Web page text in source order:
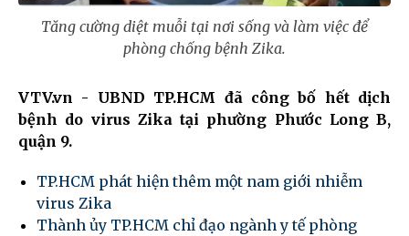
Tăng cường diệt muỗi tại nơi sống và làm việc để
phòng chống bệnh Zika.
VTV.vn - UBND TP.HCM đã công bố hết dịch
bệnh do virus Zika tại phường Phước Long B,
quận 9.
TP.HCM phát hiện thêm một nam giới nhiễm
virus Zika
Thành ủy TP.HCM chỉ đạo ngành y tế phòng